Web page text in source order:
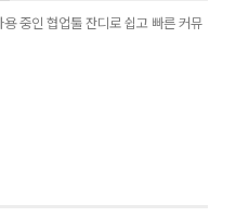
중인 협업툴 잔디로 쉽고 빠른 커뮤